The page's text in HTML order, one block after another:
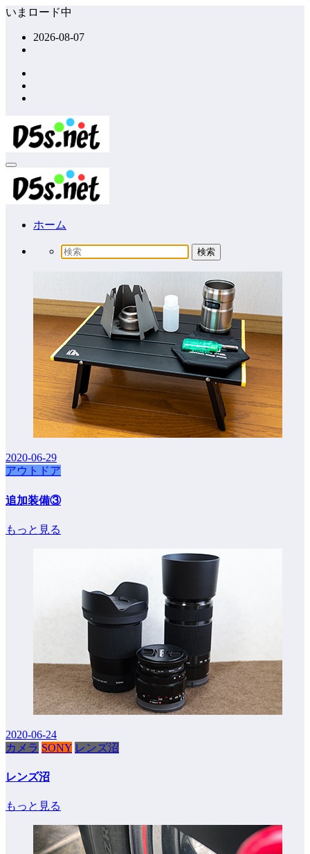
コ
ッ
プ
いまロード中
2026-08-07
ホーム
2020-06-29
アウトドア
追加装備③
もっと見る
2020-06-24
カメラ SONY レンズ沼
レンズ沼
もっと見る